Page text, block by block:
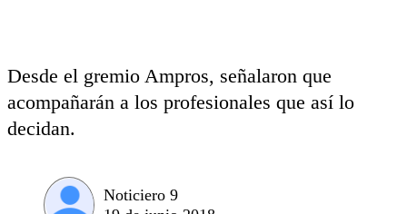
Desde el gremio Ampros, señalaron que
acompañarán a los profesionales que así lo
decidan.
Noticiero 9